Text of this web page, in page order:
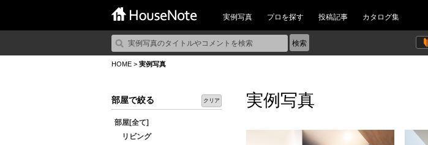
実例写真 プロを探す 投稿記事 カタログ集
HOME > 実例写真
部屋で絞る クリア
部屋[全て]
リビング
実例写真